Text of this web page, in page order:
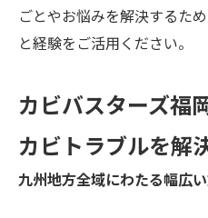
ごとやお悩みを解決するた
と経験をご活用ください。
カビバスターズ福
カビトラブルを解
九州地方全域にわたる幅広